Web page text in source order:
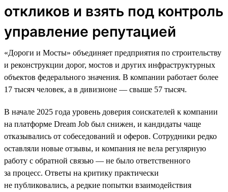
откликов и взять под контроль
управление репутацией
«Дороги и Мосты» объединяет предприятия по строительству
и реконструкции дорог, мостов и других инфраструктурных
объектов федерального значения. В компании работает более
17 тысяч человек, а в дивизионе — свыше 57 тысяч.
В начале 2025 года уровень доверия соискателей к компании
на платформе Dream Job был снижен, и кандидаты чаще
отказывались от собеседований и оферов. Сотрудники редко
оставляли новые отзывы, и компания не вела регулярную
работу с обратной связью — не было ответственного
за процесс. Ответы на критику практически
не публиковались, а редкие попытки взаимодействия